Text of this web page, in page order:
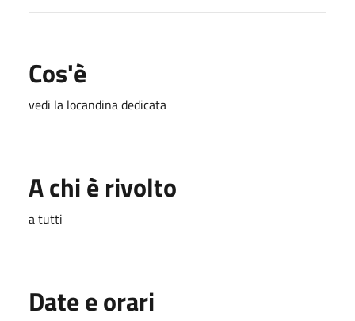
Cos'è
vedi la locandina dedicata
A chi è rivolto
a tutti
Date e orari